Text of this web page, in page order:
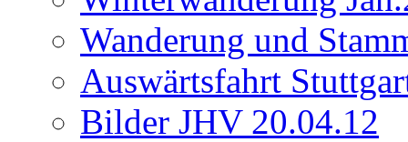
Wanderung und
Auswärtsfahrt
Bilder JHV 20.04.12